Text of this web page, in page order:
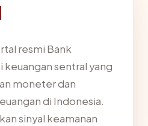
resmi Bank
keuangan sentral yang
moneter dan
di Indonesia.
sinyal keamanan